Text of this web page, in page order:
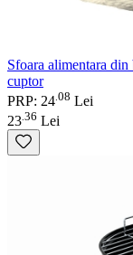
Sfoara alimentara
cuptor
PRP: 24 08 Lei
23 36 Lei